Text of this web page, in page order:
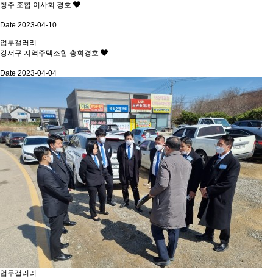
청주 조합 이사회 경호
Date 2023-04-10
업무갤러리
강서구 지역주택조합 총회경호
Date 2023-04-04
업무갤러리